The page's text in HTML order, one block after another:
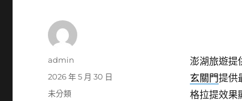
澎湖旅遊提
玄關門提供
格拉提效果
作
admin
發
佈
2026 年 5 月 30 日
分
未分類